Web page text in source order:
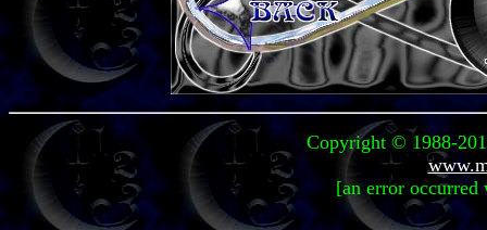
Copyright © 1988-
[an error